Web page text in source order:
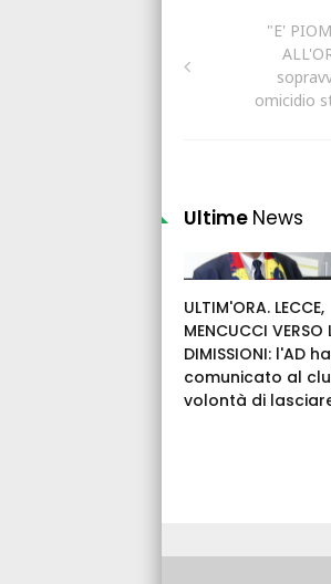
"E'
omicidio
Ultime News
ULTIM'ORA. LECCE,
MENCUCCI VERSO
DIMISSIONI: l'AD ha
comunicato al
volontà di